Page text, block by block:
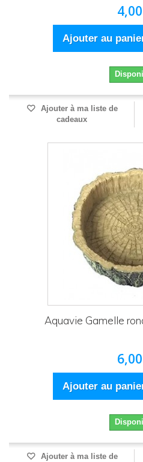
Ajouter au
Ajouter à ma liste de
cadeaux
Aquavie Gamelle
Ajouter au
Ajouter à ma liste de